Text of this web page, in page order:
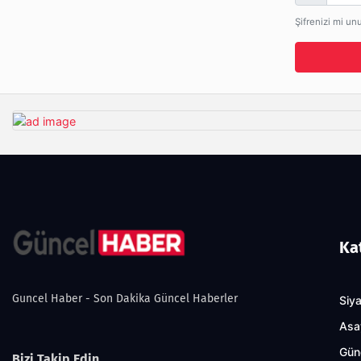
Şifrenizi mi
Guncel Haber - Son Dakika Güncel Haberler